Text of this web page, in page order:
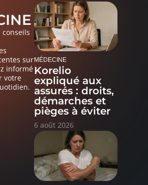
conseils
sur
informé
votre
MÉDECINE
Korelio
expliqué aux
assurés : droits,
démarches et
pièges à éviter
6 août 2026